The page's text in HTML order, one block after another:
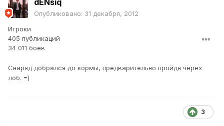
Опубликовано: 31 декабря, 2012
Игроки
405 публикаций
34 011 боёв
Снаряд добрался до кормы, предварительно пройдя через
лоб. =)
3